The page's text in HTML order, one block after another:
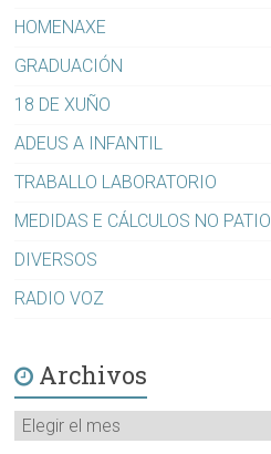
HOMENAXE
GRADUACIÓN
18 DE XUÑO
ADEUS A INFANTIL
TRABALLO LABORATORIO
MEDIDAS E CÁLCULOS NO PATIO
DIVERSOS
RADIO VOZ
Archivos
Archivos